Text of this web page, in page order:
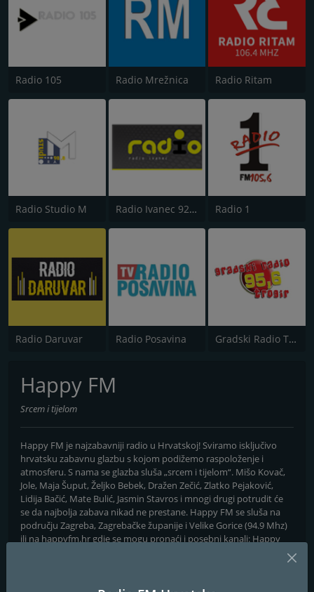
Radio 105 Radio Mrežnica Radio Ritam
Radio Studio M Radio Ivanec 92.8 FM Radio 1
Radio Daruvar Radio Posavina Gradski Radio Trogir
Happy FM
Srcem i tijelom
Happy FM je najzabavniji radio u Hrvatskoj! Sviramo isključivo
hrvatsku zabavnu glazbu s kojom podižemo raspoloženje i
atmosferu. S nama se glazba sluša „srcem i tijelom“. Mišo Kovač,
Jole, Maja Šuput, Željko Bebek, Dražen Zečić, Zlatko Pejaković,
Lidija Bačić, Mate Bulić, Jasmin Stavros i mnogi drugi potrudit će
se da najbolja zabava nikad ne prestane. Happy FM se sluša na
području Zagreba, Zagrebačke županije i Velike Gorice (94.9 Mhz)
ili na happyfm.hr gdje se mogu pronaći i posebni kanali: Happy